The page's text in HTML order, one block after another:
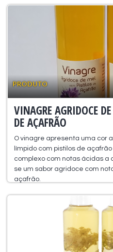
PRODUTO
VINAGRE AGRIDOCE
DE AÇAFRÃO
O vinagre apresenta uma cor
límpido com pistilos de
complexo com notas ácidas a
se um sabor agridoce com
açafrão.